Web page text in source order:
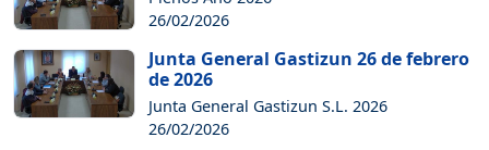
26/02/2026
Junta General Gastizun 26 de febrero
de 2026
Junta General Gastizun S.L. 2026
26/02/2026